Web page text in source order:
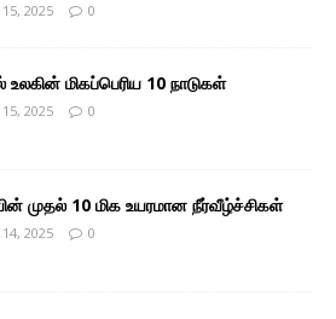
2025 0
உலகின் மிகப்பெரிய 10 நாடுகள்
2025 0
முதல் 10 மிக உயரமான நீர்வீழ்ச்சிகள்
2025 0